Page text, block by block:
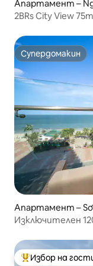
Апартамент –
2BRs City View
Супердомакин
Супердомакин
Апартамент –
Изключителен
Най-популярен
Избор на